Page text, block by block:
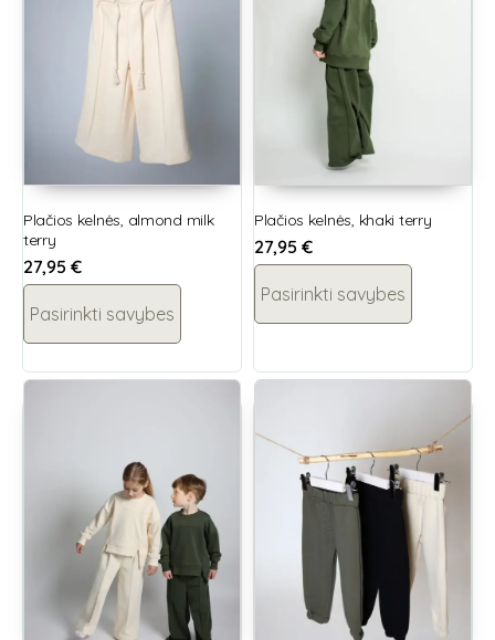
Plačios kelnės, almond milk
terry
27,95 €
Pasirinkti savybes
Plačios kelnės, khaki terry
27,95 €
Pasirinkti savybes